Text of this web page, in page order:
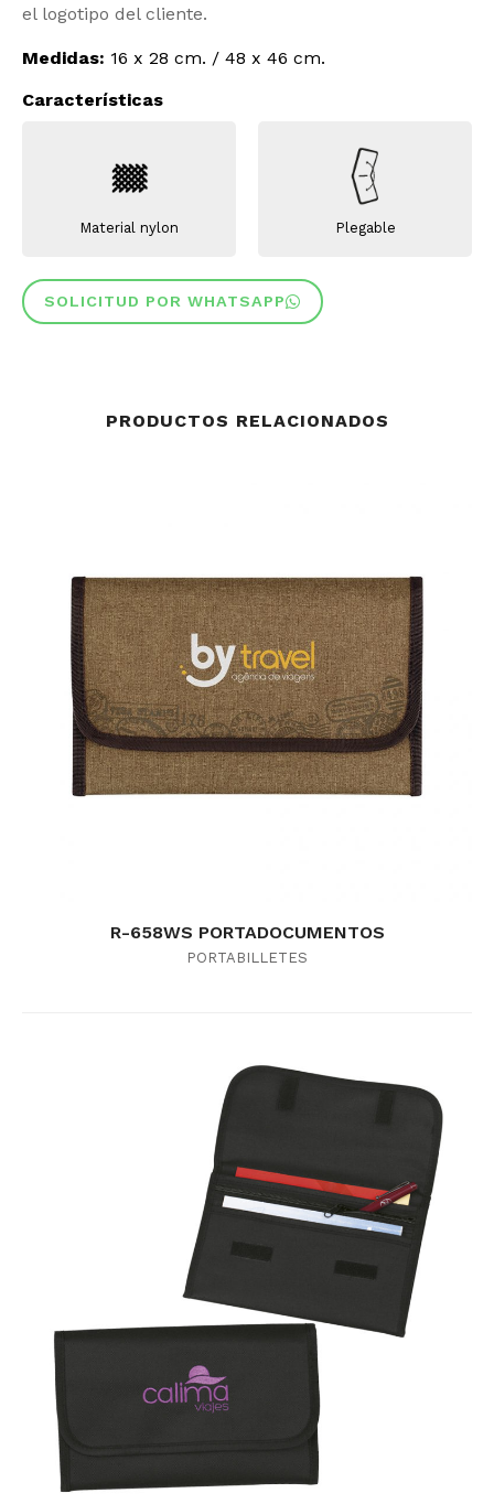
el logotipo del cliente.
Medidas: 16 x 28 cm. / 48 x 46 cm.
Características
Material nylon Plegable
SOLICITUD POR WHATSAPP
PRODUCTOS RELACIONADOS
R-658WS PORTADOCUMENTOS
PORTABILLETES